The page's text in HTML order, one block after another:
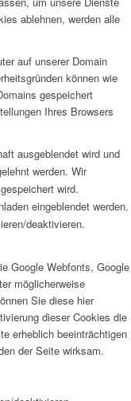
ablehnen, werden alle
auf unserer Domain
können wie
gespeichert
Ihres Browsers
ausgeblendet wird und
werden. Wir
wird.
eingeblendet werden.
deaktivieren.
Google Webfonts, Google
möglicherweise
Sie diese hier
dieser Cookies die
erheblich beeinträchtigen
der Seite wirksam.